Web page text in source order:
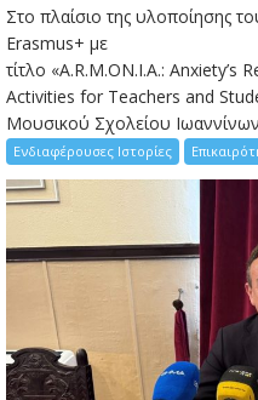
Στο πλαίσιο της υλοποίησης
Erasmus+ με
τίτλο «A.R.M.ON.I.A.:
Activities for Teachers and
Μουσικού Σχολείου
Ενδιαφέρουσες Ιστορίες